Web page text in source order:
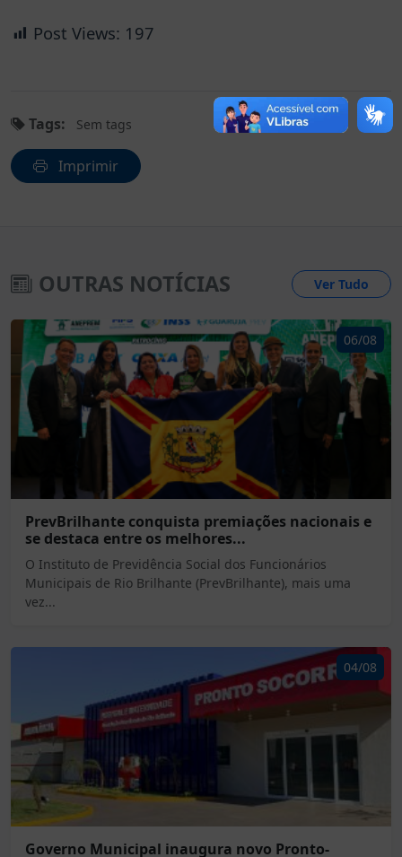
Post Views: 197
Tags: Sem tags
Imprimir
OUTRAS NOTÍCIAS Ver Tudo
06/08
PrevBrilhante conquista premiações nacionais e
se destaca entre os melhores...
O Instituto de Previdência Social dos Funcionários
Municipais de Rio Brilhante (PrevBrilhante), mais uma
vez...
04/08
Governo Municipal inaugura novo Pronto-